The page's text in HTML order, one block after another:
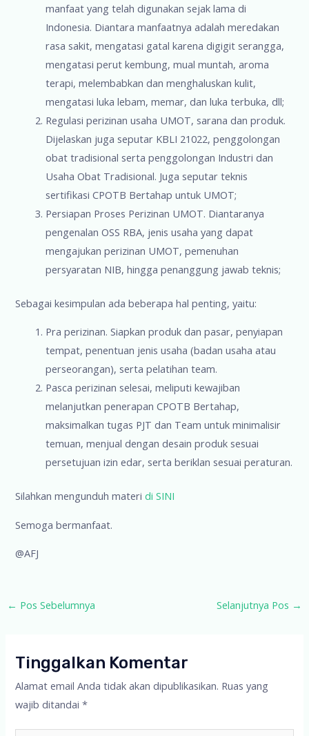
manfaat yang telah digunakan sejak lama di
Indonesia. Diantara manfaatnya adalah meredakan
rasa sakit, mengatasi gatal karena digigit serangga,
mengatasi perut kembung, mual muntah, aroma
terapi, melembabkan dan menghaluskan kulit,
mengatasi luka lebam, memar, dan luka terbuka, dll;
Regulasi perizinan usaha UMOT, sarana dan produk.
Dijelaskan juga seputar KBLI 21022, penggolongan
obat tradisional serta penggolongan Industri dan
Usaha Obat Tradisional. Juga seputar teknis
sertifikasi CPOTB Bertahap untuk UMOT;
Persiapan Proses Perizinan UMOT. Diantaranya
pengenalan OSS RBA, jenis usaha yang dapat
mengajukan perizinan UMOT, pemenuhan
persyaratan NIB, hingga penanggung jawab teknis;
Sebagai kesimpulan ada beberapa hal penting, yaitu:
Pra perizinan. Siapkan produk dan pasar, penyiapan
tempat, penentuan jenis usaha (badan usaha atau
perseorangan), serta pelatihan team.
Pasca perizinan selesai, meliputi kewajiban
melanjutkan penerapan CPOTB Bertahap,
maksimalkan tugas PJT dan Team untuk minimalisir
temuan, menjual dengan desain produk sesuai
persetujuan izin edar, serta beriklan sesuai peraturan.
Silahkan mengunduh materidi SINI
Semoga bermanfaat.
@AFJ
Post
← Pos Sebelumnya Selanjutnya Pos →
Tinggalkan Komentar
Alamat email Anda tidak akan dipublikasikan. Ruas yang
wajib ditandai*